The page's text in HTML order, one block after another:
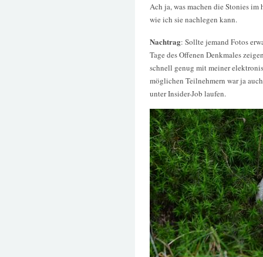
Ach ja, was machen die Stonies
wie ich sie nachlegen kann.
Nachtrag: Sollte jemand Fotos
Tage des Offenen Denkmales
schnell genug mit meiner
möglichen Teilnehmern war ja
unter Insider-Job laufen.